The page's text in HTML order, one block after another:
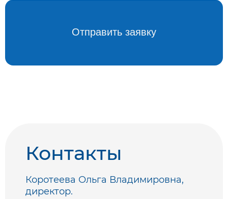
Контакты
Коротеева Ольга Владимировна,
директор.